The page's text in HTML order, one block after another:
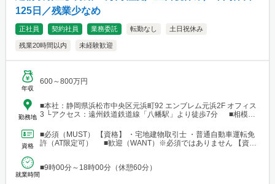
125日／残業少なめ
正社員 契約社員 業務委託 転勤なし 土日祝休み
残業20時間以内 未経験歓迎
年収
600～800万円
勤務地
■本社：静岡県浜松市中央区元浜町92 エンブレム元浜2F オフィス
3 └アクセス：遠州鉄道鉄道線「八幡駅」より徒歩7分 ■相模原
「橋本駅」よりバス25分
資格
■必須（MUST） 【資格】 ・宅地建物取引士 ・普通自動車運転免
許（AT限定可） ■歓迎（WANT）※必須ではありません 【資
就業時間
■9時00分～18時00分（休憩60分）